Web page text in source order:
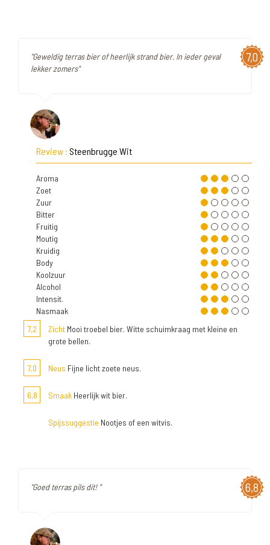
7,0
"Geweldig terras bier of heerlijk strand bier. In ieder geval
lekker zomers"
Review : Steenbrugge Wit
Aroma
Zoet
Zuur
Bitter
Fruitig
Moutig
Kruidig
Body
Koolzuur
Alcohol
Intensit.
Nasmaak
7,2
Zicht Mooi troebel bier. Witte schuimkraag met kleine en
grote bellen.
7,0 Neus Fijne licht zoete neus.
6,8 Smaak Heerlijk wit bier.
Spijssuggestie Nootjes of een witvis.
6,8
"Goed terras pils dit! "